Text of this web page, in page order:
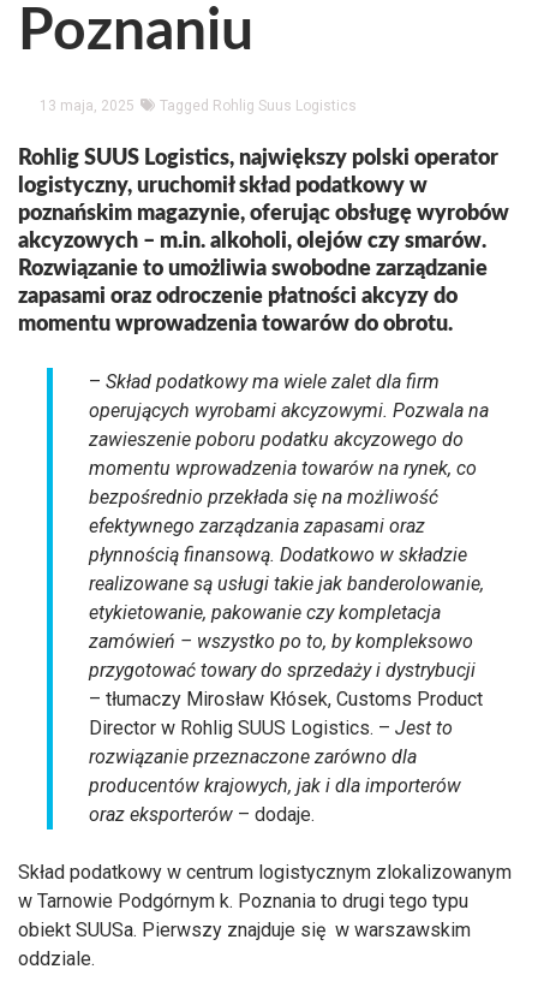
Poznaniu
13 maja, 2025 Tagged Rohlig Suus Logistics
Rohlig SUUS Logistics, największy polski operator
logistyczny, uruchomił skład podatkowy w
poznańskim magazynie, oferując obsługę wyrobów
akcyzowych – m.in. alkoholi, olejów czy smarów.
Rozwiązanie to umożliwia swobodne zarządzanie
zapasami oraz odroczenie płatności akcyzy do
momentu wprowadzenia towarów do obrotu.
– Skład podatkowy ma wiele zalet dla firm
operujących wyrobami akcyzowymi. Pozwala na
zawieszenie poboru podatku akcyzowego do
momentu wprowadzenia towarów na rynek, co
bezpośrednio przekłada się na możliwość
efektywnego zarządzania zapasami oraz
płynnością finansową. Dodatkowo w składzie
realizowane są usługi takie jak banderolowanie,
etykietowanie, pakowanie czy kompletacja
zamówień – wszystko po to, by kompleksowo
przygotować towary do sprzedaży i dystrybucji
– tłumaczy Mirosław Kłósek, Customs Product
Director w Rohlig SUUS Logistics. – Jest to
rozwiązanie przeznaczone zarówno dla
producentów krajowych, jak i dla importerów
oraz eksporterów – dodaje.
Skład podatkowy w centrum logistycznym zlokalizowanym
w Tarnowie Podgórnym k. Poznania to drugi tego typu
obiekt SUUSa. Pierwszy znajduje się w warszawskim
oddziale.